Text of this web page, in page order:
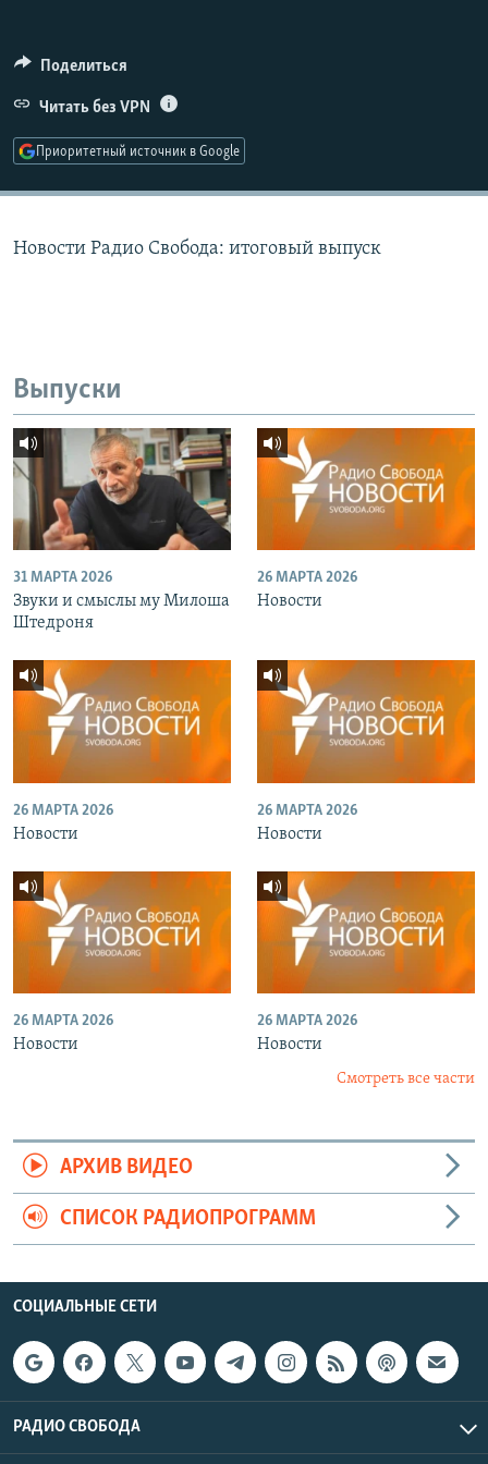
ПОДПИШИТЕСЬ НА РАССЫЛКУ
СОЦИАЛЬНЫЕ СЕТИ
Поделиться
Читать без VPN
Приоритетный источник в Google
Новости Радио Свобода: итоговый выпуск
Выпуски
31 МАРТА 2026
Звуки и смыслы му Милоша
Штедроня
26 МАРТА 2026
Новости
26 МАРТА 2026
Новости
26 МАРТА 2026
Новости
26 МАРТА 2026
Новости
26 МАРТА 2026
Новости
Смотреть все части
АРХИВ ВИДЕО
СПИСОК РАДИОПРОГРАММ
СОЦИАЛЬНЫЕ СЕТИ
РАДИО СВОБОДА